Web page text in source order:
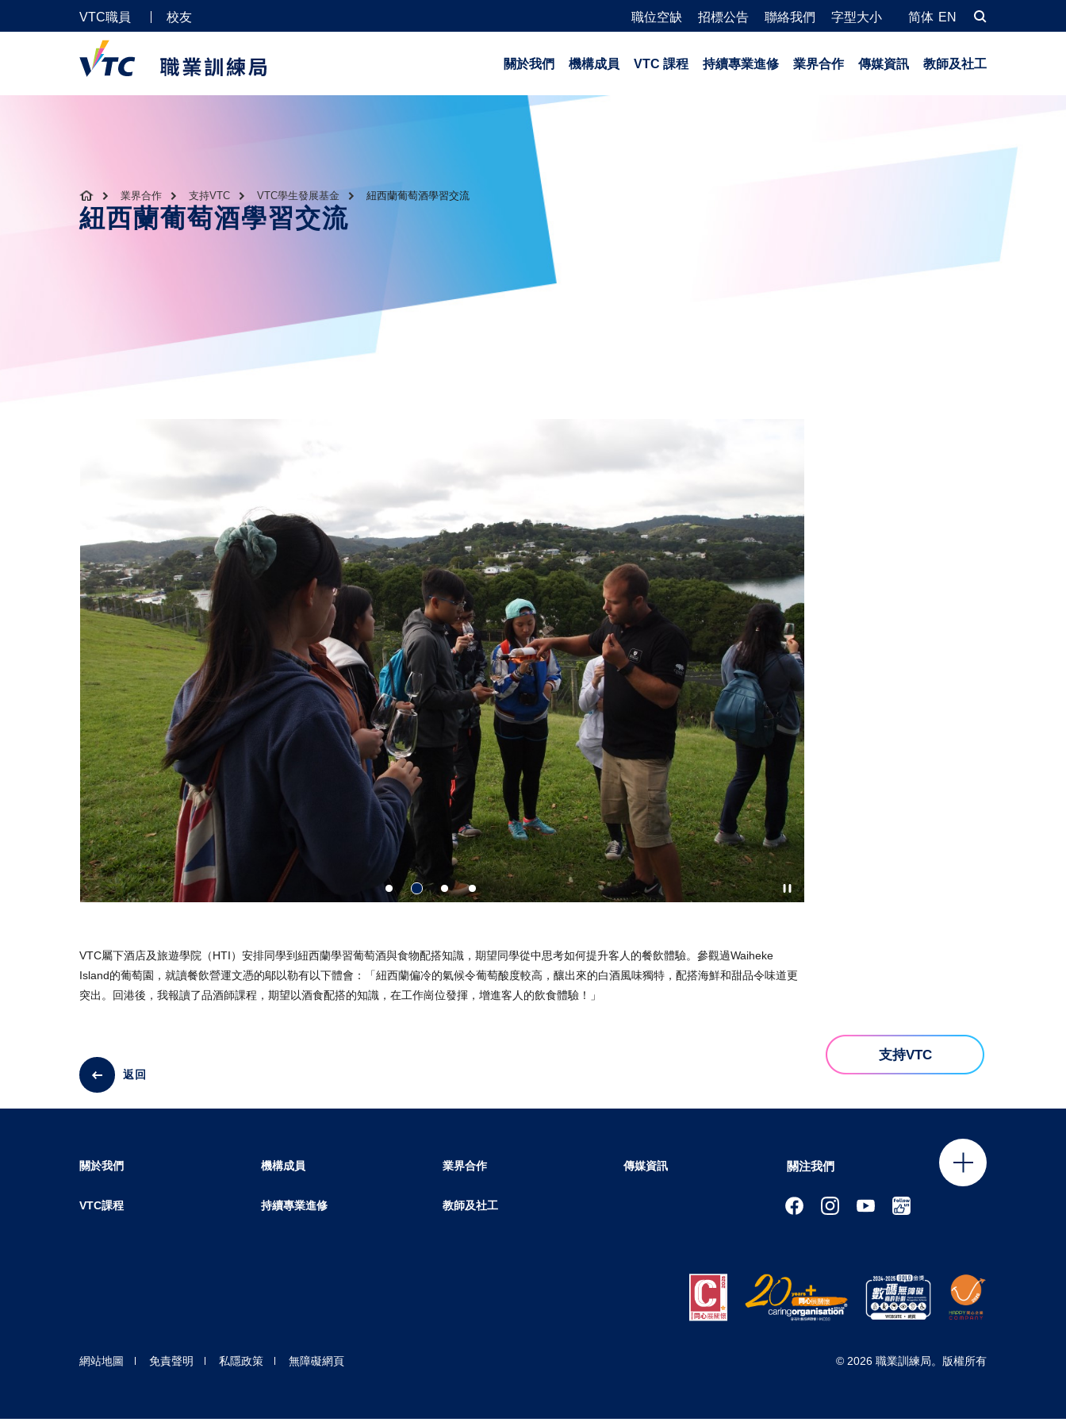
VTC職員 校友 職位空缺 招標公告 聯絡我們 字型大小 简体 EN
關於我們 機構成員 VTC 課程 持續專業進修 業界合作 傳媒資訊 教師及社工
業界合作 支持VTC VTC學生發展基金 紐西蘭葡萄酒學習交流
紐西蘭葡萄酒學習交流
VTC屬下酒店及旅遊學院（HTI）安排同學到紐西蘭學習葡萄酒與食物配搭知識，期望同學從中思考如何提升客人的餐飲體驗。參觀過Waiheke
Island的葡萄園，就讀餐飲營運文憑的鄔以勒有以下體會：「紐西蘭偏冷的氣候令葡萄酸度較高，釀出來的白酒風味獨特，配搭海鮮和甜品令味道更
突出。回港後，我報讀了品酒師課程，期望以酒食配搭的知識，在工作崗位發揮，增進客人的飲食體驗！」
返回
支持VTC
關注我們
關於我們 機構成員 業界合作 傳媒資訊
VTC課程 持續專業進修 教師及社工
網站地圖 免責聲明 私隱政策 無障礙網頁 © 2026 職業訓練局。版權所有